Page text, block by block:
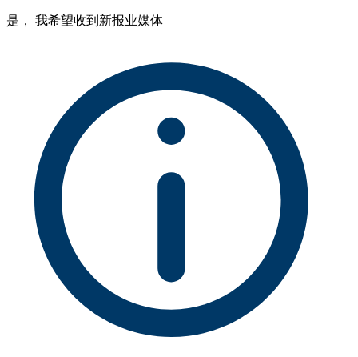
是， 我希望收到新报业媒体